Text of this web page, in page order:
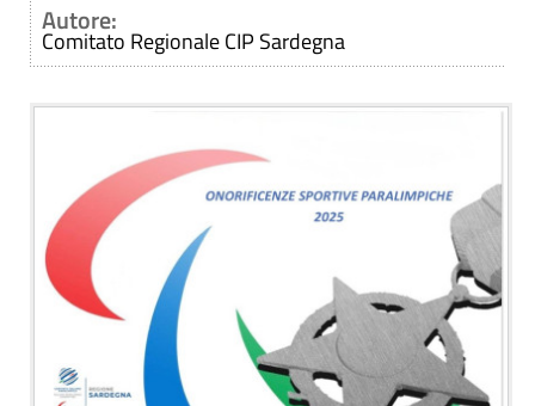
Autore:
Comitato Regionale CIP Sardegna